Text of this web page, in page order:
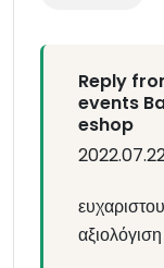
Reply
events
eshop
αξιολόγιση